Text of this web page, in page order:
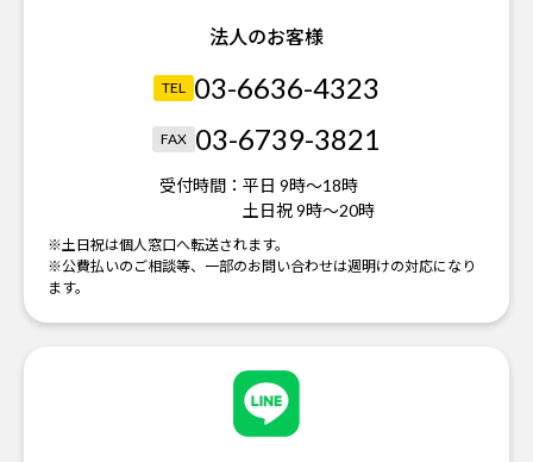
法人のお客様
TEL 03-6636-4323
FAX 03-6739-3821
受付時間： 平日 9時～18時
土日祝 9時～20時
※土日祝は個人窓口へ転送されます。
※公費払いのご相談等、一部のお問い合わせは週明けの対応になり
ます。